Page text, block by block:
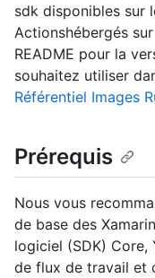
sdk disponibles sur
Actionshébergés
README pour la
souhaitez utiliser
Référentiel Images
Prérequis
Nous vous
de base des
logiciel (SDK)
de flux de travail et